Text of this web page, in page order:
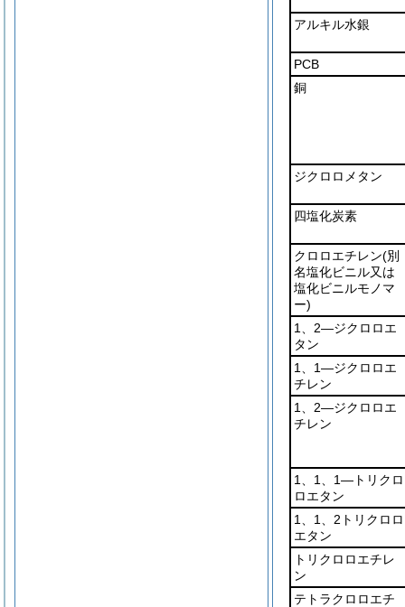
アルキル水銀
PCB
銅
ジクロロメタン
四塩化炭素
クロロエチレン(別
名塩化ビニル又は
塩化ビニルモノマ
ー)
1、2―ジクロロエ
タン
1、1―ジクロロエ
チレン
1、2―ジクロロエ
チレン
1、1、1―トリクロ
ロエタン
1、1、2トリクロロ
エタン
トリクロロエチレ
ン
テトラクロロエチ